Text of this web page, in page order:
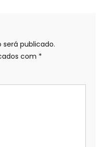
publicado.
com *